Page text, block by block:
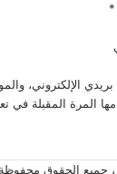
*
الإلكتروني،
المرة المقبلة في